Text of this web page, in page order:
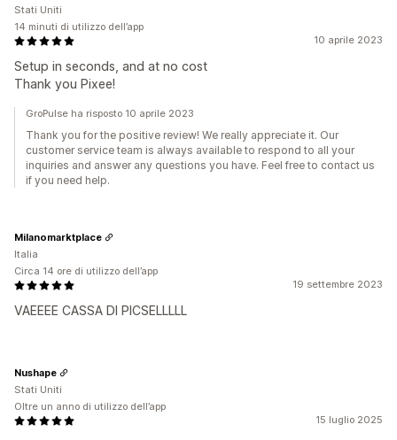
10 aprile 2023
Setup in seconds, and at no cost
Thank you Pixee!
Stati Uniti
14 minuti di utilizzo dell’app
GroPulse ha risposto 10 aprile 2023
Thank you for the positive review! We really appreciate it. Our
customer service team is always available to respond to all your
inquiries and answer any questions you have. Feel free to contact us
if you need help.
19 settembre 2023
VAEEEE CASSA DI PICSELLLLL
Milanomarktplace
Italia
Circa 14 ore di utilizzo dell’app
15 luglio 2025
Nushape
Stati Uniti
Oltre un anno di utilizzo dell’app